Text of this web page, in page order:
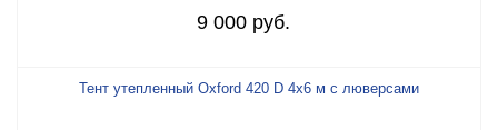
9 000 руб.
Тент утепленный Oxford 420 D 4х6 м с люверсами